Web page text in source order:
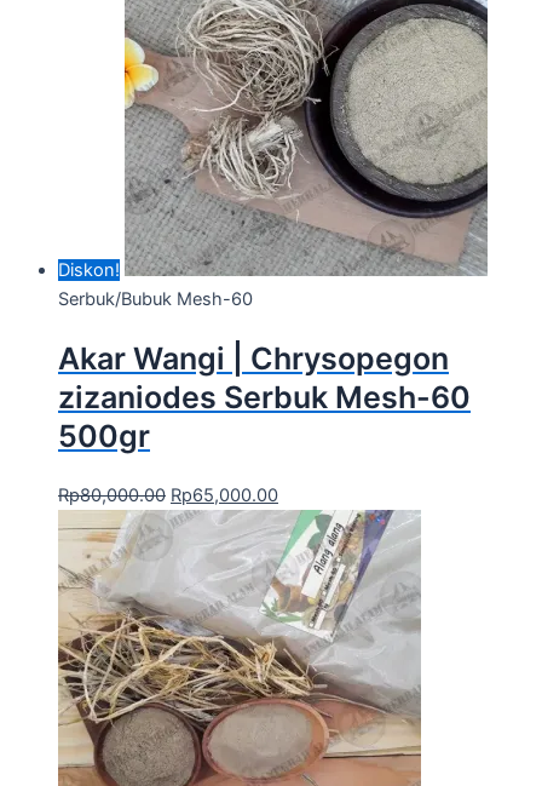
Diskon!
Serbuk/Bubuk Mesh-60
Akar Wangi | Chrysopegon
zizaniodes Serbuk Mesh-60
500gr
Rp80,000.00 Rp65,000.00